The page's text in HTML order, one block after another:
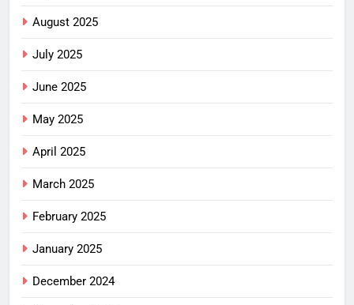
August 2025
July 2025
June 2025
May 2025
April 2025
March 2025
February 2025
January 2025
December 2024